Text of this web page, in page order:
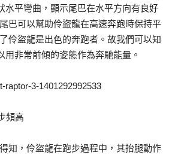
水平彎曲，顯示尾巴在水平方向有良好
巴可以幫助伶盜龍在高速奔跑時保持平
伶盜龍是出色的奔跑者。故我們可以知
用非常前傾的姿態作為奔馳能量。
頻高
知，伶盜龍在跑步過程中，其抬腿動作